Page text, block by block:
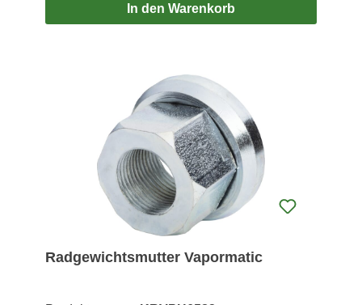
In den Warenkorb
Radgewichtsmutter Vapormatic